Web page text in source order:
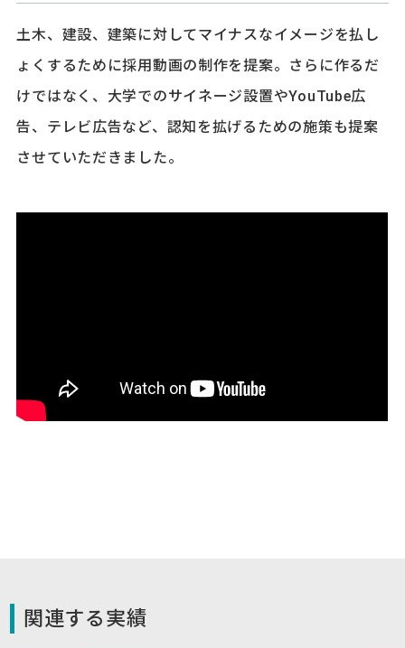
土木、建設、建築に対してマイナスなイメージを払し
ょくするために採用動画の制作を提案。さらに作るだ
けではなく、大学でのサイネージ設置やYouTube広
告、テレビ広告など、認知を拡げるための施策も提案
させていただきました。
関連する実績